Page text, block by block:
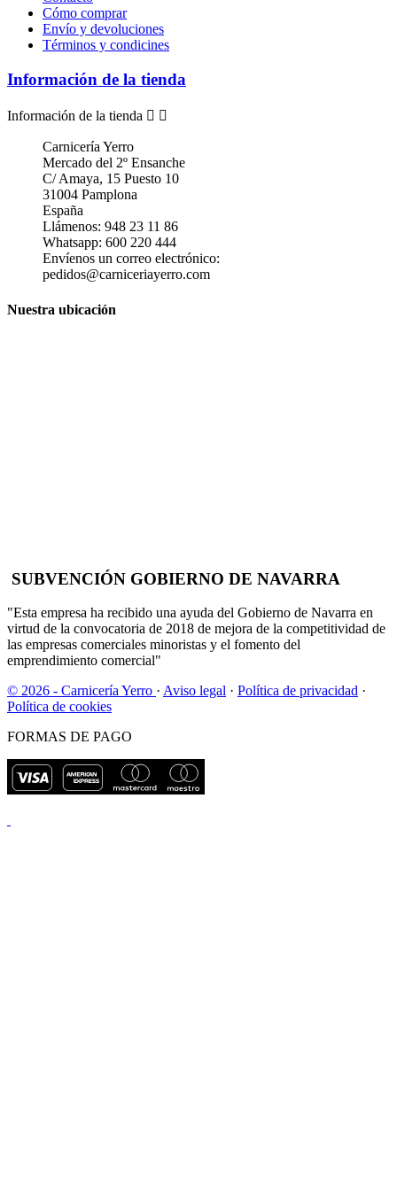
Cómo comprar
Envío y devoluciones
Términos y condicines
Información de la tienda
Información de la tienda  
Carnicería Yerro
Mercado del 2º Ensanche
C/ Amaya, 15 Puesto 10
31004 Pamplona
España
Llámenos: 948 23 11 86
Whatsapp: 600 220 444
Envíenos un correo electrónico:
pedidos@carniceriayerro.com
Nuestra ubicación
SUBVENCIÓN GOBIERNO DE NAVARRA
"Esta empresa ha recibido una ayuda del Gobierno de Navarra en
virtud de la convocatoria de 2018 de mejora de la competitividad de
las empresas comerciales minoristas y el fomento del
emprendimiento comercial"
© 2026 - Carnicería Yerro · Aviso legal · Política de privacidad ·
Política de cookies
FORMAS DE PAGO